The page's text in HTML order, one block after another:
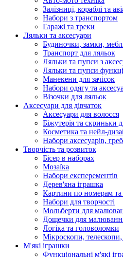
Залізниці, кораблі та
Набори з транспортом
Гаражі та треки
Ляльки та аксесуари
Будиночки, замки,
Транспорт для ляльок
Ляльки та пупси з
Ляльки та пупси
Манекени для зачісок
Набори одягу та
Візочки для ляльок
Аксесуари для дівчаток
Аксесуари для волосся
Біжутерія та скриньки
Косметика та нейл-
Набори аксесуарів,
Творчість та розвиток
Бісер в наборах
Мозаїка
Набори експерементів
Дерев'яна іграшка
Картини по номерам та
Набори для творчості
Мольберти для
Дощечки для
Логіка та головоломки
Мікроскопи, телескопи,
М'які іграшки
Функціональні м'які